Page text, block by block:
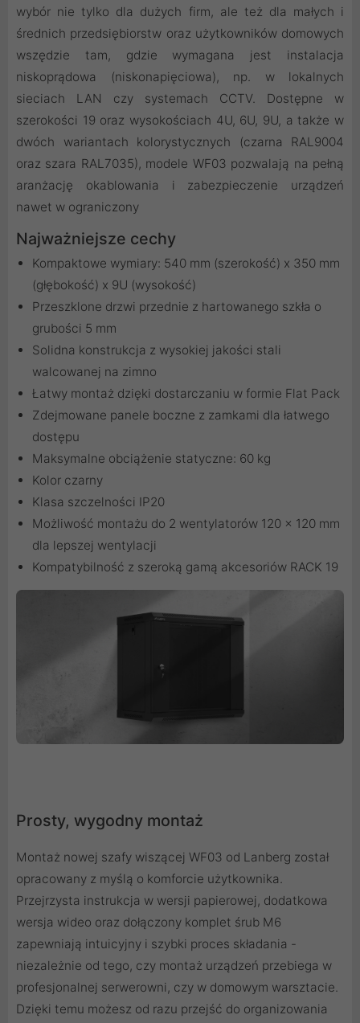
wybór nie tylko dla dużych firm, ale też dla małych i
średnich przedsiębiorstw oraz użytkowników domowych
wszędzie tam, gdzie wymagana jest instalacja
niskoprądowa (niskonapięciowa), np. w lokalnych
sieciach LAN czy systemach CCTV. Dostępne w
szerokości 19 oraz wysokościach 4U, 6U, 9U, a także w
dwóch wariantach kolorystycznych (czarna RAL9004
oraz szara RAL7035), modele WF03 pozwalają na pełną
aranżację okablowania i zabezpieczenie urządzeń
nawet w ograniczony
Najważniejsze cechy
Kompaktowe wymiary: 540 mm (szerokość) x 350 mm
(głębokość) x 9U (wysokość)
Przeszklone drzwi przednie z hartowanego szkła o
grubości 5 mm
Solidna konstrukcja z wysokiej jakości stali
walcowanej na zimno
Łatwy montaż dzięki dostarczaniu w formie Flat Pack
Zdejmowane panele boczne z zamkami dla łatwego
dostępu
Maksymalne obciążenie statyczne: 60 kg
Kolor czarny
Klasa szczelności IP20
Możliwość montażu do 2 wentylatorów 120 x 120 mm
dla lepszej wentylacji
Kompatybilność z szeroką gamą akcesoriów RACK 19
Prosty, wygodny montaż
Montaż nowej szafy wiszącej WF03 od Lanberg został
opracowany z myślą o komforcie użytkownika.
Przejrzysta instrukcja w wersji papierowej, dodatkowa
wersja wideo oraz dołączony komplet śrub M6
zapewniają intuicyjny i szybki proces składania -
niezależnie od tego, czy montaż urządzeń przebiega w
profesjonalnej serwerowni, czy w domowym warsztacie.
Dzięki temu możesz od razu przejść do organizowania